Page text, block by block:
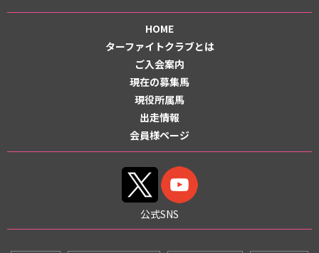
HOME
ターファイトクラブとは
ご入会案内
現在の募集馬
現役所属馬
出走情報
会員様ページ
公式SNS